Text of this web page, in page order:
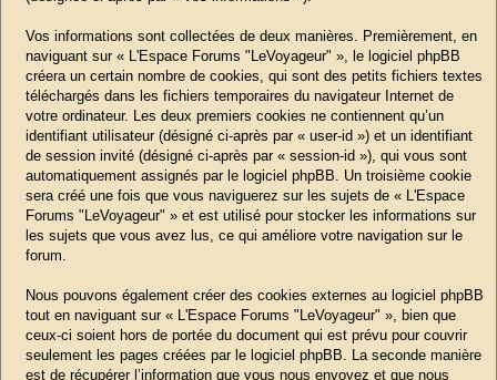
Vos informations sont collectées de deux manières. Premièrement, en
naviguant sur « L'Espace Forums "LeVoyageur" », le logiciel phpBB
créera un certain nombre de cookies, qui sont des petits fichiers textes
téléchargés dans les fichiers temporaires du navigateur Internet de
votre ordinateur. Les deux premiers cookies ne contiennent qu’un
identifiant utilisateur (désigné ci-après par « user-id ») et un identifiant
de session invité (désigné ci-après par « session-id »), qui vous sont
automatiquement assignés par le logiciel phpBB. Un troisième cookie
sera créé une fois que vous naviguerez sur les sujets de « L'Espace
Forums "LeVoyageur" » et est utilisé pour stocker les informations sur
les sujets que vous avez lus, ce qui améliore votre navigation sur le
forum.
Nous pouvons également créer des cookies externes au logiciel phpBB
tout en naviguant sur « L'Espace Forums "LeVoyageur" », bien que
ceux-ci soient hors de portée du document qui est prévu pour couvrir
seulement les pages créées par le logiciel phpBB. La seconde manière
est de récupérer l’information que vous nous envoyez et que nous